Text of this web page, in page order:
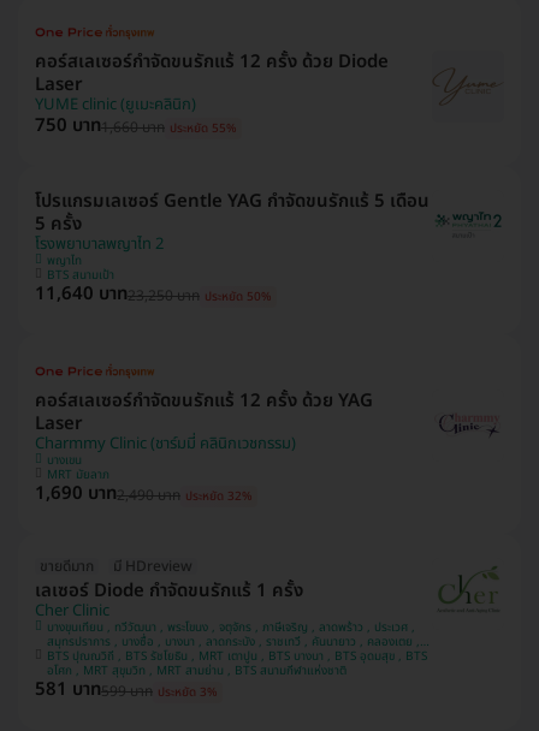
คอร์สเลเซอร์กำจัดขนรักแร้ 12 ครั้ง ด้วย Diode
Laser
YUME clinic (ยูเมะคลินิก)
750 บาท1,660 บาท ประหยัด 55%
โปรแกรมเลเซอร์ Gentle YAG กำจัดขนรักแร้ 5 เดือน
5 ครั้ง
โรงพยาบาลพญาไท 2
พญาไท
BTS สนามเป้า
11,640 บาท23,250 บาท ประหยัด 50%
คอร์สเลเซอร์กำจัดขนรักแร้ 12 ครั้ง ด้วย YAG
Laser
Charmmy Clinic (ชาร์มมี่ คลินิกเวชกรรม)
บางเขน
MRT มัยลาภ
1,690 บาท2,490 บาท ประหยัด 32%
ขายดีมาก มี HDreview
เลเซอร์ Diode กำจัดขนรักแร้ 1 ครั้ง
Cher Clinic
บางขุนเทียน , ทวีวัฒนา , พระโขนง , จตุจักร , ภาษีเจริญ , ลาดพร้าว , ประเวศ ,
สมุทรปราการ , บางซื่อ , บางนา , ลาดกระบัง , ราชเทวี , คันนายาว , คลองเตย ,
บางแค , ปทุมวัน
BTS ปุณณวิถี , BTS รัชโยธิน , MRT เตาปูน , BTS บางนา , BTS อุดมสุข , BTS
อโศก , MRT สุขุมวิท , MRT สามย่าน , BTS สนามกีฬาแห่งชาติ
581 บาท599 บาท ประหยัด 3%